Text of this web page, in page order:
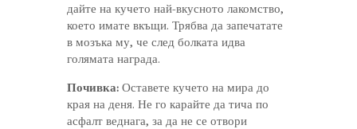
дайте на кучето най-вкусното лакомство,
което имате вкъщи. Трябва да запечатате
в мозъка му, че след болката идва
голямата награда.
Почивка: Оставете кучето на мира до
края на деня. Не го карайте да тича по
асфалт веднага, за да не се отвори